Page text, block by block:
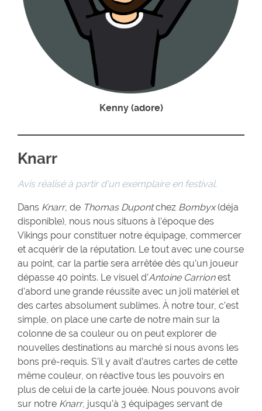
Kenny (adore)
Knarr
Avis réalisé à partir d’un exemplaire en festival.
Dans Knarr, de Thomas Dupontchez Bombyx(déja
disponible), nous nous situons à l’époque des
Vikings pour constituer notre équipage, commercer
et acquérir de la réputation. Le tout avec une course
au point, car la partie sera arrêtée dès qu’un joueur
dépasse 40 points. Le visuel d’Antoine Carrionest
d’abord une grande réussite avec un joli matériel et
des cartes absolument sublimes. À notre tour, c’est
simple, on place une carte de notre main sur la
colonne de sa couleur ou on peut explorer de
nouvelles destinations au marché si nous avons les
bons pré-requis. S’il y avait d’autres cartes de cette
même couleur, on réactive tous les pouvoirs en
plus de celui de la carte jouée. Nous pouvons avoir
sur notre Knarr, jusqu’à 3 équipages servant de